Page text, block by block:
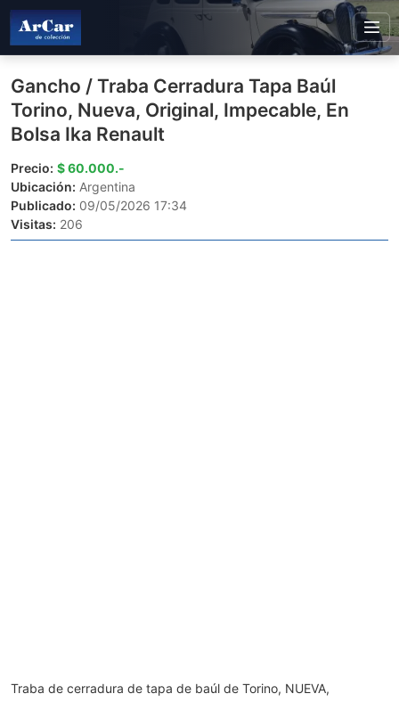
Gancho / Traba Cerradura Tapa Baúl
Torino, Nueva, Original, Impecable, En
Bolsa Ika Renault
Precio: $ 60.000.-
Ubicación: Argentina
Publicado: 09/05/2026 17:34
Visitas: 206
Traba de cerradura de tapa de baúl de Torino, NUEVA,